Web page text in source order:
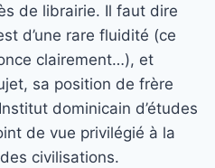
de librairie. Il faut dire
d’une rare fluidité (ce
clairement…), et
sa position de frère
dominicain d’études
de vue privilégié à la
civilisations.